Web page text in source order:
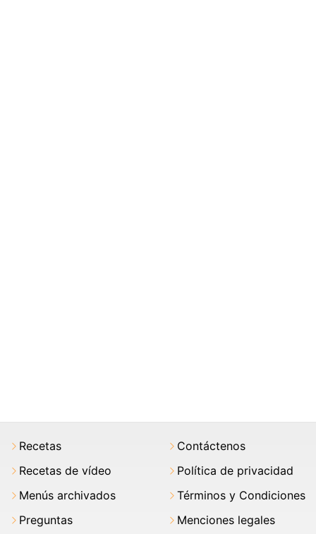
Recetas
Recetas de vídeo
Menús archivados
Preguntas
Contáctenos
Política de privacidad
Términos y Condiciones
Menciones legales